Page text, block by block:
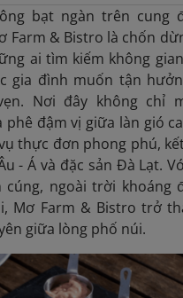
bạt ngàn trên cung
Farm & Bistro là chốn
ai tìm kiếm không
gia đình muốn tận
Nơi đây không chỉ
phê đậm vị giữa làn gió
thực đơn phong phú,
- Á và đặc sản Đà Lạt.
ngoài trời khoáng
Mơ Farm & Bistro trở
giữa lòng phố núi.